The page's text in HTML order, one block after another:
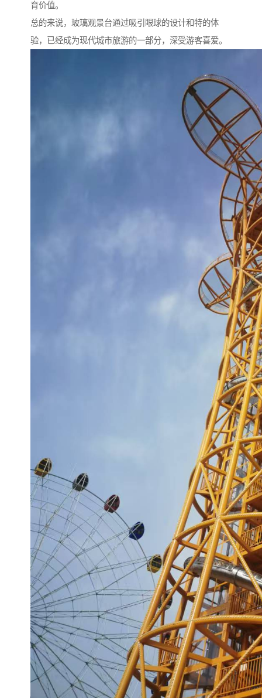
育价值。
总的来说，玻璃观景台通过吸引眼球的设计和特的体
验，已经成为现代城市旅游的一部分，深受游客喜爱。